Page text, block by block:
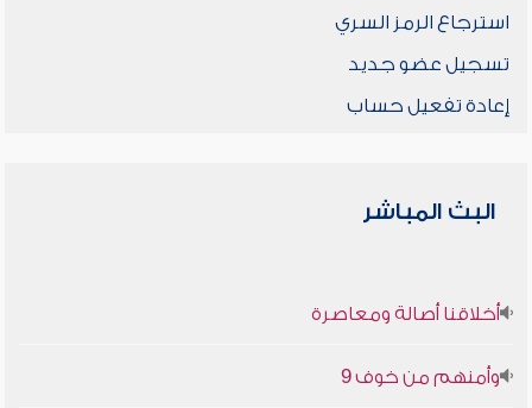
استرجاع الرمز السري
تسجيل عضو جديد
إعادة تفعيل حساب
البث المباشر
أخلاقنا أصالة ومعاصرة
وأمنهم من خوف 9